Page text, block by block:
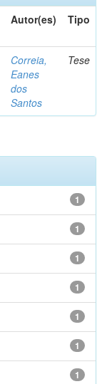
Autor(es) Tipo
Correia,
Eanes
dos
Santos
Tese
1
1
1
1
1
1
1